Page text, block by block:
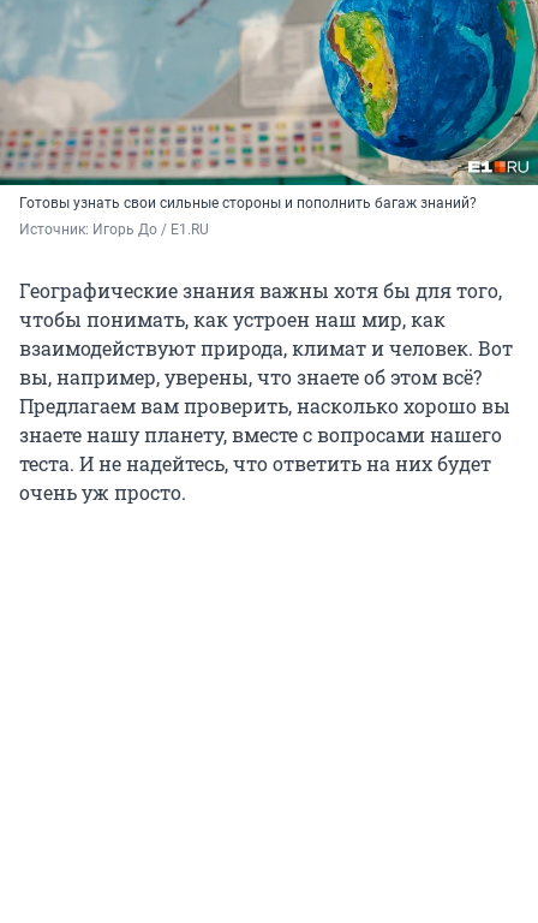
Готовы узнать свои сильные стороны и пополнить багаж знаний?
Источник: Игорь До / E1.RU
Географические знания важны хотя бы для того,
чтобы понимать, как устроен наш мир, как
взаимодействуют природа, климат и человек. Вот
вы, например, уверены, что знаете об этом всё?
Предлагаем вам проверить, насколько хорошо вы
знаете нашу планету, вместе с вопросами нашего
теста. И не надейтесь, что ответить на них будет
очень уж просто.